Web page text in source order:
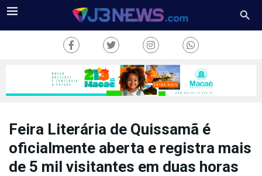
Feira Literária de Quissamã é
oficialmente aberta e registra mais
de 5 mil visitantes em duas horas